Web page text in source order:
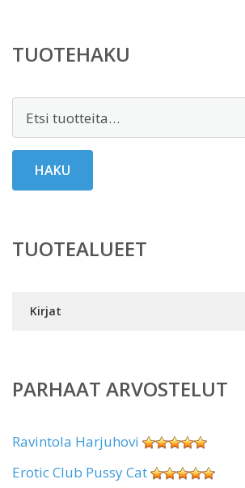
TUOTEHAKU
HAKU
TUOTEALUEET
Kirjat
PARHAAT ARVOSTELUT
Ravintola Harjuhovi
Erotic Club Pussy Cat